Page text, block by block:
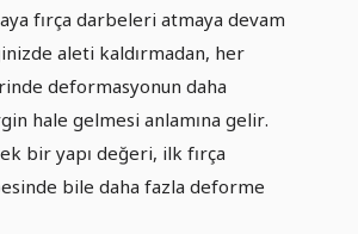
fırça darbeleri atmaya devam
aleti kaldırmadan, her
deformasyonun daha
hale gelmesi anlamına gelir.
bir yapı değeri, ilk fırça
bile daha fazla deforme